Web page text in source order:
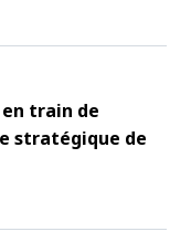
train de
stratégique de